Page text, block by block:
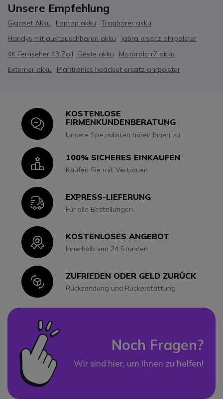
Unsere Empfehlung
Gigaset Akku Laptop akku
Tragbarer akku
Handys mit austauschbaren akku
Jabra ersatz ohrpolster
4K Fernseher 43 Zoll
Beste akku
Motorola r7 akku
Externer akku
Plantronics headset ersatz ohrpolster
Icon
KOSTENLOSE
FIRMENKUNDENBERATUNG
Unsere Spezialisten hören Ihnen zu
Icon100% SICHERES EINKAUFEN
Kaufen Sie mit Vertrauen
IconEXPRESS-LIEFERUNG
Für alle Bestellungen
IconKOSTENLOSES ANGEBOT
Innerhalb von 24 Stunden
IconZUFRIEDEN ODER GELD ZURÜCK
Rücksendung und Rückerstattung
Noch Fragen?
Wir sind hier, um Ihnen zu helfen!